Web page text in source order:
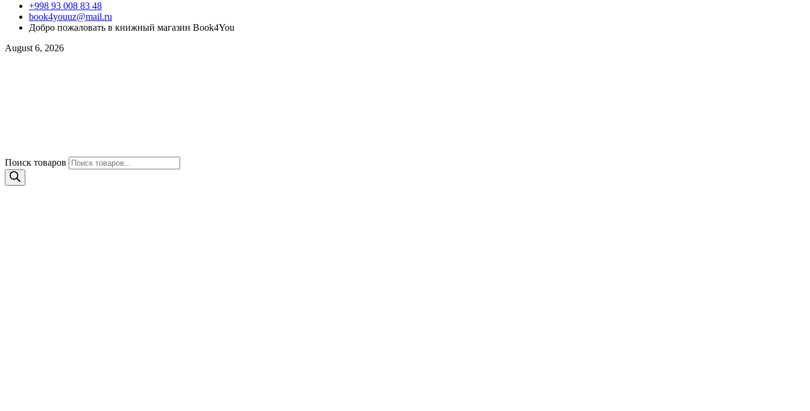
+998 93 008 83 48
book4youuz@mail.ru
Добро пожаловать в книжный магазин Book4You
August 6, 2026
Поиск товаров